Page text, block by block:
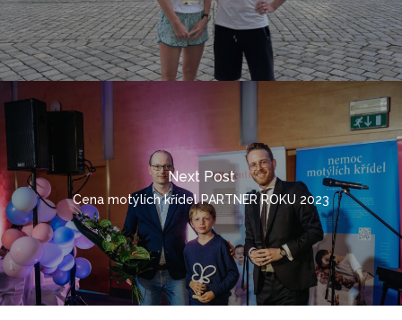
Next Post
Cena motýlích křídel PARTNER ROKU 2023
ČEŠTINA
DEUTSCH
ENGLISH
ITALIANO
РУССКИЙ
FRANÇAIS
ROMÂNĂ
MAGYAR
УКРАЇНСЬКА